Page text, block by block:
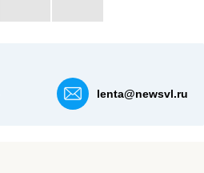
lenta@newsvl.ru